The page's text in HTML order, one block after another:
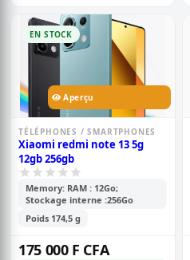
EN STOCK
Aperçu
TÉLÉPHONES / SMARTPHONES
Xiaomi redmi note 13 5g
12gb 256gb
Memory: RAM : 12Go;
Stockage interne :256Go
Poids 174,5 g
175 000 F CFA